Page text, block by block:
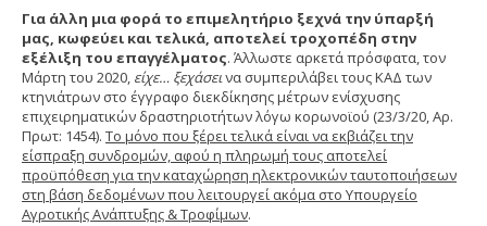
Για άλλη μια φορά το επιμελητήριο ξεχνά την ύπαρξή
μας, κωφεύει και τελικά, αποτελεί τροχοπέδη στην
εξέλιξη του επαγγέλματος. Άλλωστε αρκετά πρόσφατα, τον
Μάρτη του 2020, είχε… ξεχάσεινα συμπεριλάβει τους ΚΑΔ των
κτηνιάτρων στο έγγραφο διεκδίκησης μέτρων ενίσχυσης
επιχειρηματικών δραστηριοτήτων λόγω κορωνοϊού (23/3/20, Αρ.
Πρωτ: 1454). Το μόνο που ξέρει τελικά είναι να εκβιάζει την
είσπραξη συνδρομών, αφού η πληρωμή τους αποτελεί
προϋπόθεση για την καταχώρηση ηλεκτρονικών ταυτοποιήσεων
στη βάση δεδομένων που λειτουργεί ακόμα στο Υπουργείο
Αγροτικής Ανάπτυξης & Τροφίμων.